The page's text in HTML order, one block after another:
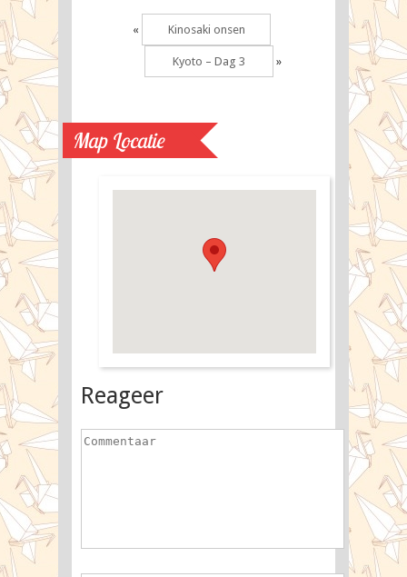
« Kinosaki onsen
Kyoto – Dag 3 »
Map Locatie
Reageer